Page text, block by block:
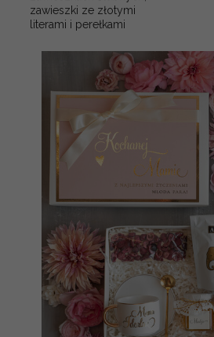
zawieszki ze złotymi
literami i perełkami